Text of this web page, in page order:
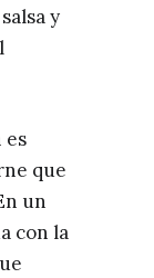
y
es
que
un
con la